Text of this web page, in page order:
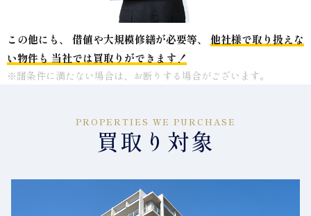
この他にも、 借値や大規模修繕が必要等、
他社様で取り扱えな
い物件も 当社では買取りができます！
※諸条件に満たない場合は、お断りする場合がございます。
PROPERTIES WE PURCHASE
買取り対象